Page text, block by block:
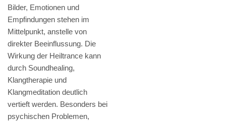
Bilder, Emotionen und
Empfindungen stehen im
Mittelpunkt, anstelle von
direkter Beeinflussung. Die
Wirkung der Heiltrance kann
durch Soundhealing,
Klangtherapie und
Klangmeditation deutlich
vertieft werden. Besonders bei
psychischen Problemen,